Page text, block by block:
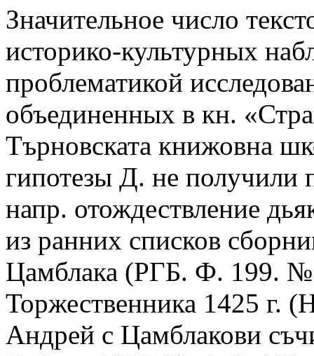
Значительное число
историко-культурных
проблематикой
объединенных в кн.
Търновската книжовна
гипотезы Д. не получили
напр. отождествление
из ранних списков
Цамблака (РГБ. Ф. 199.
Торжественника 1425 г.
Андрей с Цамблакови